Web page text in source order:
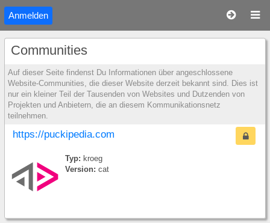
Anmelden
Communities
Auf dieser Seite findenst Du Informationen über angeschlossene
Website-Communities, die dieser Website derzeit bekannt sind. Dies ist
nur ein kleiner Teil der Tausenden von Websites und Dutzenden von
Projekten und Anbietern, die an diesem Kommunikationsnetz
teilnehmen.
https://puckipedia.com
Typ: kroeg
Version: cat